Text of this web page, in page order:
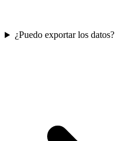
¿Puedo exportar los datos?